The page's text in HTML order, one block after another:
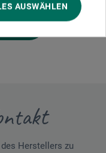
AUSWÄHLEN
Herstellers zu